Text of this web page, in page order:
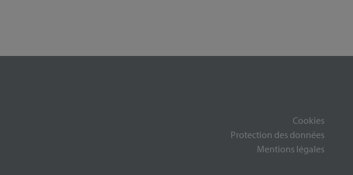
Cookies
Protection des données
Mentions légales